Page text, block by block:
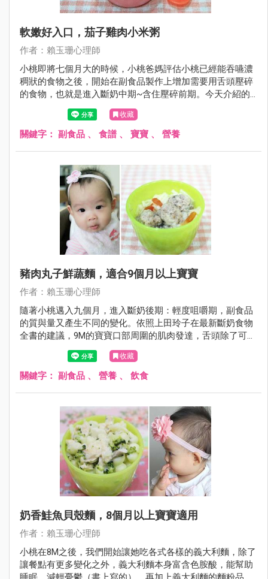
軟嫩好入口，茄子雞肉小米粥
作者：賴玉珊心理師
小桃即將七個月大的時候，小桃爸媽評估小桃已經能吞嚥濃
稠狀的食物之後，開始在副食品製作上增加需要用舌頭壓碎
的食物，也就是進入斷奶中期~含住壓碎前期。今天介紹的
茄子雞肉小米粥， 就是在斷奶中期~含住壓碎前期的推薦食
收藏
關鍵字： 副食品 、 食譜 、 寶寶 、 營養
豬肉丸子鮮蔬麵，適合9個月以上寶寶
作者：賴玉珊心理師
隨著小桃邁入九個月，進入斷奶後期：輕度咀嚼期，副食品
的質與量又產生不同的變化。依照上田玲子在最新斷奶食物
全書的建議，9M的寶寶口部周圍的肌肉發達，舌頭除了可前
後上下之外，還可以左右移動。如果用舌壓不碎的食物就會
靠向左右，用牙齦咬碎來吃，這個時期已能用牙齦輕鬆咬碎
香蕉的軟硬度為基準，可避免寶寶囫圇吞食的情形。
收藏
關鍵字： 副食品 、 營養 、 飲食
奶香鮭魚貝殼麵，8個月以上寶寶適用
作者：賴玉珊心理師
​​​​​​​小桃在8M之後，我們開始讓她吃各式各樣的義大利麵，除了
讓餐點有更多變化之外，義大利麵本身富含色胺酸，能幫助